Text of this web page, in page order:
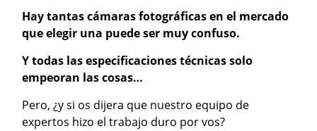
Hay tantas cámaras fotográficas en el mercado
que elegir una puede ser muy confuso.
Y todas las especificaciones técnicas solo
empeoran las cosas…
Pero, ¿y si os dijera que nuestro equipo de
expertos hizo el trabajo duro por vos?